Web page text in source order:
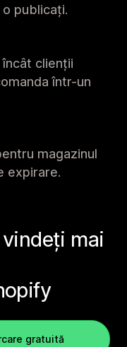
publicați.
clienții
într-un
magazinul
expirare.
mai
gratuită